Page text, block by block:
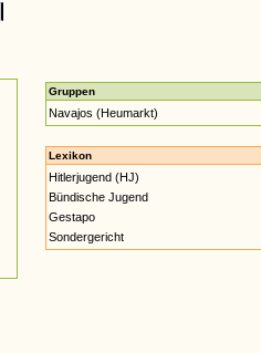
Gruppen
Navajos (Heumarkt)
Lexikon
Hitlerjugend (HJ)
Bündische Jugend
Gestapo
Sondergericht